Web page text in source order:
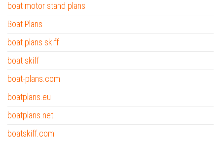
boat motor stand plans
Boat Plans
boat plans skiff
boat skiff
boat-plans.com
boatplans.eu
boatplans.net
boatskiff.com